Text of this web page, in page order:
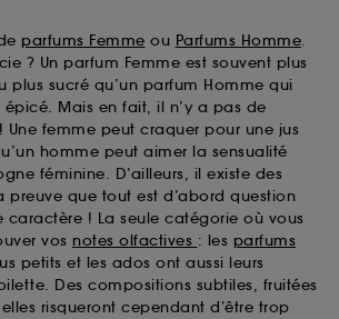
parfums Femme ou Parfums Homme.
? Un parfum Femme est souvent plus
plus sucré qu’un parfum Homme qui
Mais en fait, il n’y a pas de
Une femme peut craquer pour une jus
homme peut aimer la sensualité
féminine. D’ailleurs, il existe des
preuve que tout est d’abord question
caractère ! La seule catégorie où vous
vos notes olfactives : les parfums
petits et les ados ont aussi leurs
Des compositions subtiles, fruitées
risqueront cependant d’être trop